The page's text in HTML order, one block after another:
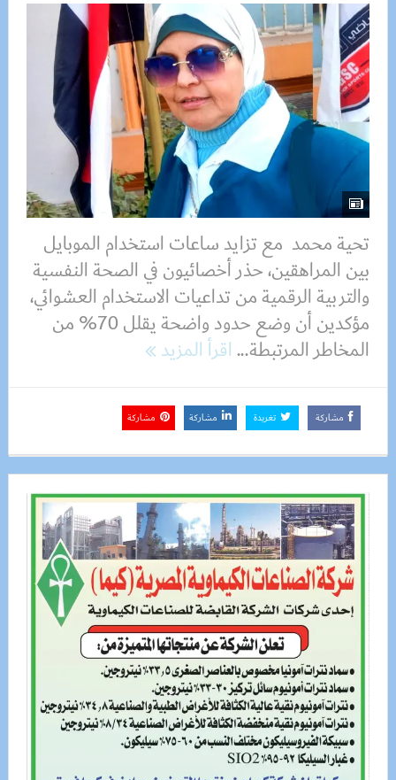
تحية محمد مع تزايد ساعات استخدام الموبايل
بين المراهقين، حذر أخصائيون في الصحة النفسية
والتربية الرقمية من تداعيات الاستخدام العشوائي،
مؤكدين أن وضع حدود واضحة يقلل 70% من
المخاطر المرتبطة...اقرأ المزيد
مشاركة تغريدة مشاركة مشاركة